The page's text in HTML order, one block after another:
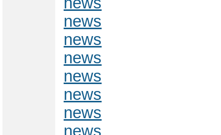
news
news
news
news
news
news
news